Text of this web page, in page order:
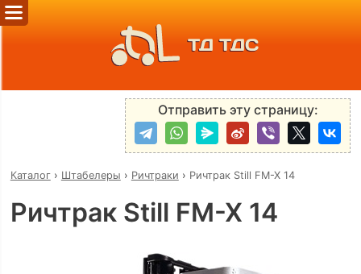
ТД ТДС
Отправить эту страницу:
Каталог› Штабелеры › Ричтраки › Ричтрак Still FM-X 14
Ричтрак Still FM-X 14